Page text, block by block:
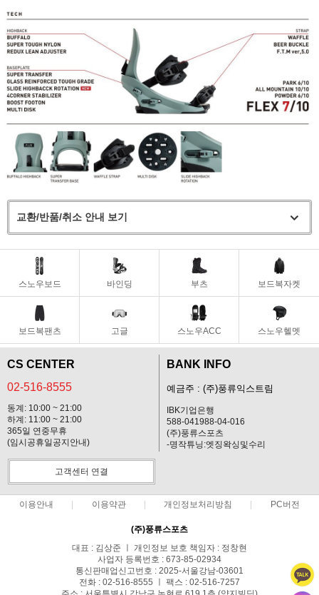
교환/반품/취소 안내 보기
스노우보드 바인딩 부츠 보드복자켓
보드복팬츠 고글 스노우ACC 스노우헬멧
CS CENTER
02-516-8555
동계: 10:00 ~ 21:00
하계: 11:00 ~ 21:00
365일 연중무휴
(임시공휴일공지안내)
BANK INFO
예금주 : (주)풍류익스트림
IBK기업은행
588-041988-04-016
(주)풍류스포츠
-명작튜닝:엣징왁싱및수리
고객센터 연결
이용안내 이용약관 개인정보처리방침 PC버전
(주)풍류스포츠
대표 : 김상준 ㅣ 개인정보 보호 책임자 : 정창현
사업자 등록번호 : 673-85-02934
통신판매업신고번호 : 2025-서울강남-03601
전화 : 02-516-8555 ㅣ 팩스 : 02-516-7257